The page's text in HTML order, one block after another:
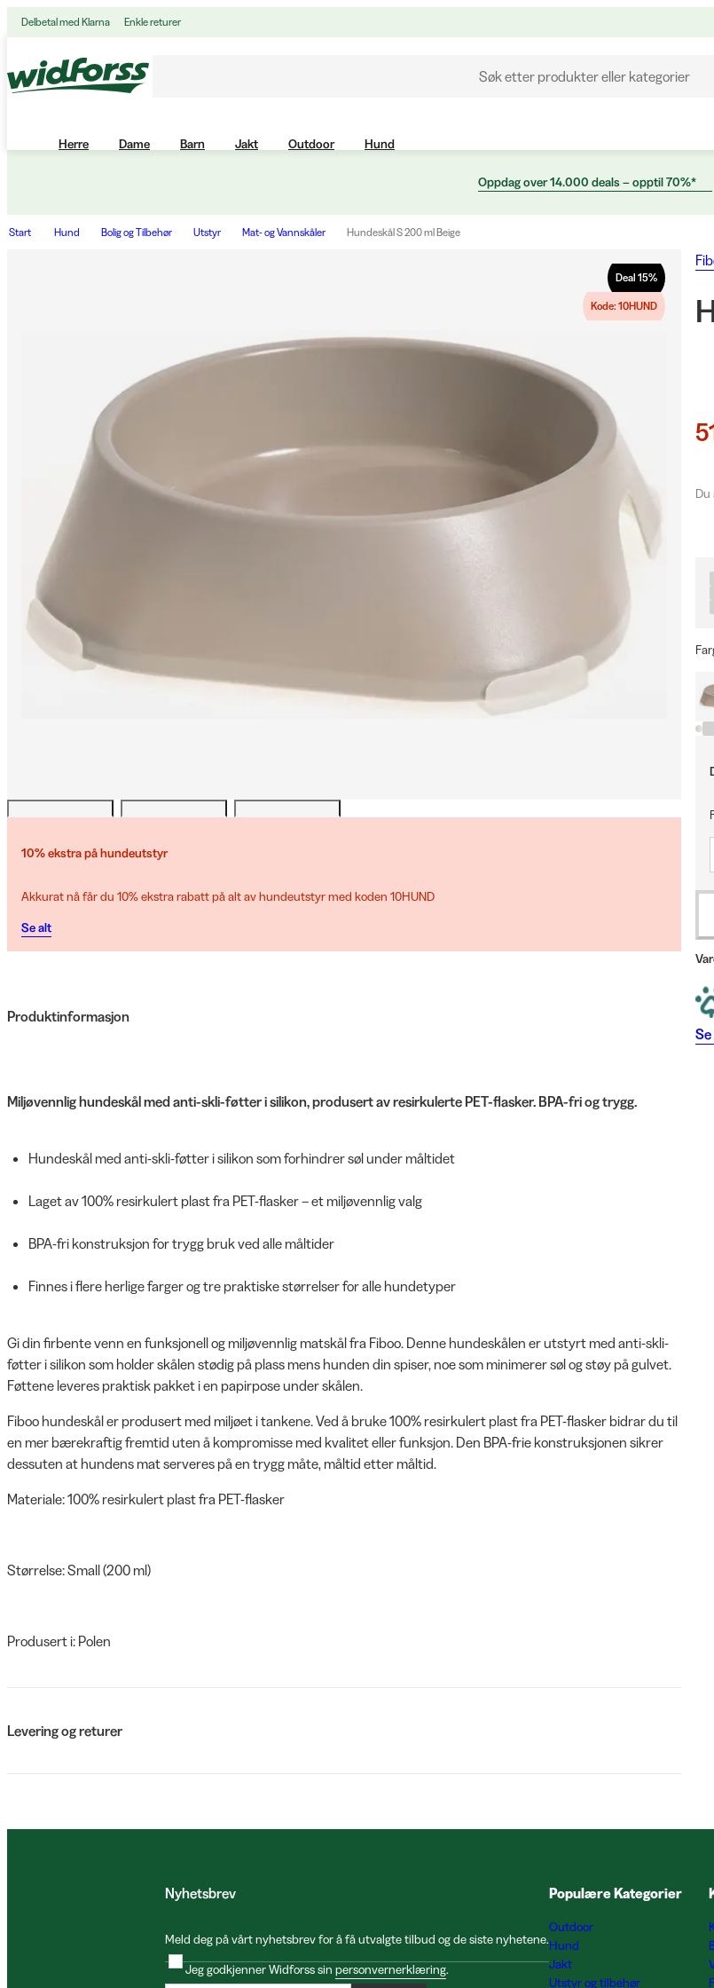
Delbetal med Klarna Enkle returer
Søk etter produkter eller kategorier
Herre Dame Barn Jakt Outdoor Hund
Oppdag over 14.000 deals – opptil 70%*
Start Hund Bolig og Tilbehør Utstyr Mat- og Vannskåler Hundeskål S 200 ml Beige
Deal 15%
Kode: 10HUND
10% ekstra på hundeutstyr
Akkurat nå får du 10% ekstra rabatt på alt av hundeutstyr med koden 10HUND
Se alt
Produktinformasjon
Miljøvennlig hundeskål med anti-skli-føtter i silikon, produsert av resirkulerte PET-flasker. BPA-fri og trygg.
Hundeskål med anti-skli-føtter i silikon som forhindrer søl under måltidet
Laget av 100% resirkulert plast fra PET-flasker – et miljøvennlig valg
BPA-fri konstruksjon for trygg bruk ved alle måltider
Finnes i flere herlige farger og tre praktiske størrelser for alle hundetyper
Gi din firbente venn en funksjonell og miljøvennlig matskål fra Fiboo. Denne hundeskålen er utstyrt med anti-skli-
føtter i silikon som holder skålen stødig på plass mens hunden din spiser, noe som minimerer søl og støy på gulvet.
Føttene leveres praktisk pakket i en papirpose under skålen.
Fiboo hundeskål er produsert med miljøet i tankene. Ved å bruke 100% resirkulert plast fra PET-flasker bidrar du til
en mer bærekraftig fremtid uten å kompromisse med kvalitet eller funksjon. Den BPA-frie konstruksjonen sikrer
dessuten at hundens mat serveres på en trygg måte, måltid etter måltid.
Materiale: 100% resirkulert plast fra PET-flasker
Størrelse: Small (200 ml)
Produsert i: Polen
Levering og returer
Du
Nyhetsbrev
Meld deg på vårt nyhetsbrev for å få utvalgte tilbud og de siste nyhetene.
Jeg godkjenner Widforss sin personvernerklæring.
Populære Kategorier
Outdoor
Hund
Jakt
Utstyr og tilbehør